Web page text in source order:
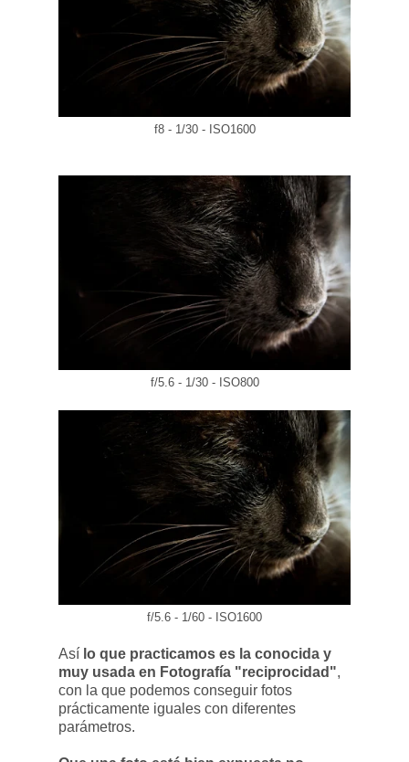
f8 - 1/30 - ISO1600
f/5.6 - 1/30 - ISO800
f/5.6 - 1/60 - ISO1600
Así lo que practicamos es la conocida y
muy usada en Fotografía "reciprocidad",
con la que podemos conseguir fotos
prácticamente iguales con diferentes
parámetros.